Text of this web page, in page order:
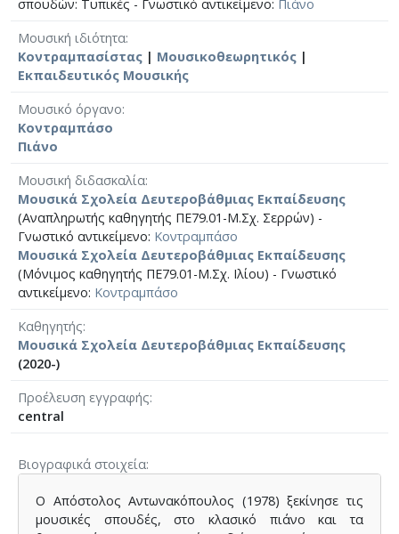
σπουδών: Τυπικές - Γνωστικό αντικείμενο: Πιάνο
Μουσική ιδιότητα
Κοντραμπασίστας | Μουσικοθεωρητικός |
Εκπαιδευτικός Μουσικής
Μουσικό όργανο
Κοντραμπάσο
Πιάνο
Μουσική διδασκαλία
Μουσικά Σχολεία Δευτεροβάθμιας Εκπαίδευσης
(Αναπληρωτής καθηγητής ΠΕ79.01-Μ.Σχ. Σερρών) -
Γνωστικό αντικείμενο: Κοντραμπάσο
Μουσικά Σχολεία Δευτεροβάθμιας Εκπαίδευσης
(Μόνιμος καθηγητής ΠΕ79.01-Μ.Σχ. Ιλίου) - Γνωστικό
αντικείμενο: Κοντραμπάσο
Καθηγητής
Μουσικά Σχολεία Δευτεροβάθμιας Εκπαίδευσης
(2020-)
Προέλευση εγγραφής
central
Βιογραφικά στοιχεία
Ο Απόστολος Αντωνακόπουλος (1978) ξεκίνησε τις
μουσικές σπουδές, στο κλασικό πιάνο και τα